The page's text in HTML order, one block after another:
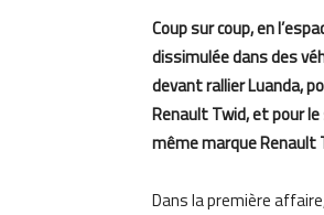
Coup sur coup, en
dissimulée dans des
devant rallier Luanda,
Renault Twid, et pour
même marque Renault
Dans la première